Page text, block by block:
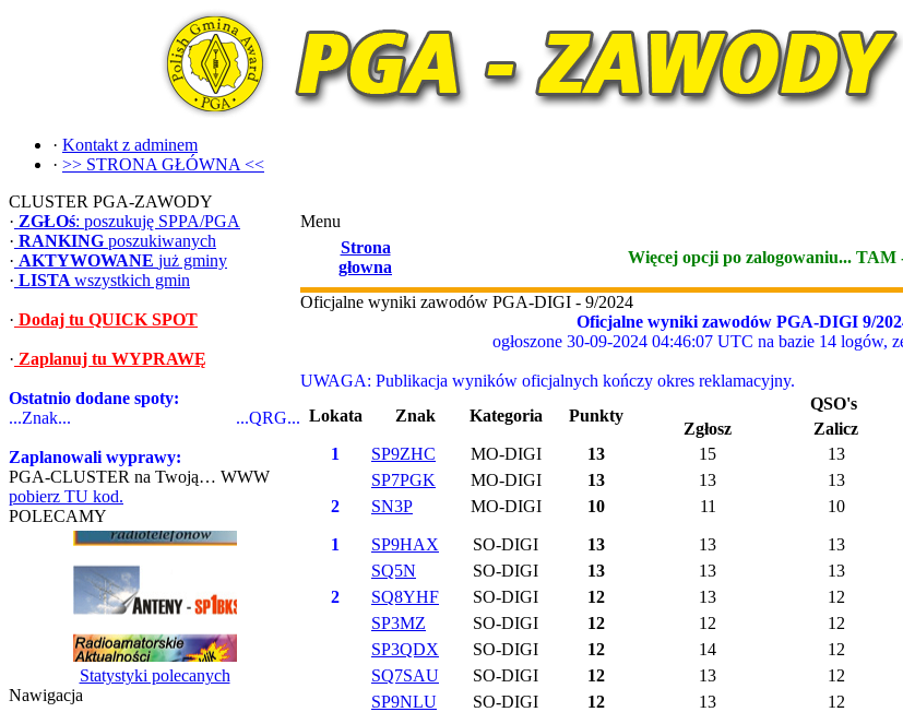
· Kontakt z adminem
· >> STRONA GŁÓWNA <<
CLUSTER PGA-ZAWODY
· ZGŁOś: poszukuję SPPA/PGA
· RANKING poszukiwanych
· AKTYWOWANE już gminy
· LISTA wszystkich gmin
· Dodaj tu QUICK SPOT
· Zaplanuj tu WYPRAWĘ
Ostatnio dodane spoty:
...Znak...
...QRG...
Zaplanowali wyprawy:
PGA-CLUSTER na Twoją… WWW
pobierz TU kod.
POLECAMY
Statystyki polecanych
Nawigacja
Menu
Strona
głowna
Więcej opcji po zalogowaniu... TAM
Oficjalne wyniki zawodów PGA-DIGI - 9/2024
Oficjalne wyniki zawodów PGA-DIGI 9/
ogłoszone 30-09-2024 04:46:07 UTC na bazie 14 logów,
UWAGA: Publikacja wyników oficjalnych kończy okres reklamacyjny.
Lokata
Znak Kategoria Punkty
QSO's
Zgłosz Zalicz
1
SP9ZHC MO-DIGI 13 15 13
SP7PGK
MO-DIGI 13 13 13
2
SN3P MO-DIGI 10 11 10
1 SP9HAX SO-DIGI 13 13 13
SQ5N
SO-DIGI 13 13 13
2
SQ8YHF SO-DIGI 12 13 12
SP3MZ
SO-DIGI 12 12 12
SP3QDX
SO-DIGI 12 14 12
SQ7SAU
SO-DIGI 12 13 12
SP9NLU
SO-DIGI 12 13 12